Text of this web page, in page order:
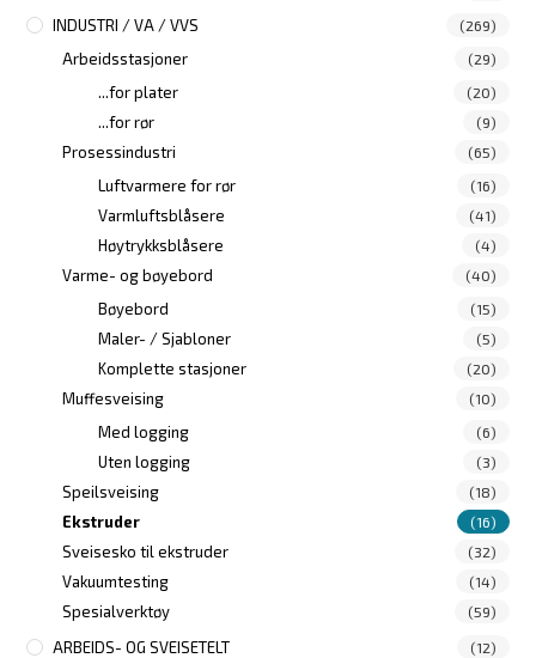
INDUSTRI / VA / VVS (269)
Arbeidsstasjoner (29)
...for plater (20)
...for rør (9)
Prosessindustri (65)
Luftvarmere for rør (16)
Varmluftsblåsere (41)
Høytrykksblåsere (4)
Varme- og bøyebord (40)
Bøyebord (15)
Maler- / Sjabloner (5)
Komplette stasjoner (20)
Muffesveising (10)
Med logging (6)
Uten logging (3)
Speilsveising (18)
Ekstruder (16)
Sveisesko til ekstruder (32)
Vakuumtesting (14)
Spesialverktøy (59)
ARBEIDS- OG SVEISETELT (12)